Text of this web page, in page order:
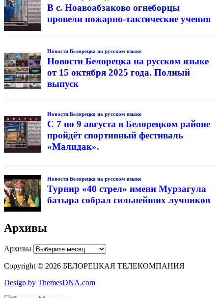
В с. Ноавоабзаково огнеборцы
провели пожарно-тактические учения
Новости Белорецка на русском языке
Новости Белорецка на русском языке
от 15 октября 2025 года. Полный
выпуск
Новости Белорецка на русском языке
С 7 по 9 августа в Белорецком районе
пройдёт спортивный фестиваль
«Малидак».
Новости Белорецка на русском языке
Турнир «40 стрел» имени Мурзагула
батыра собрал сильнейших лучников
Архивы
Архивы
Copyright © 2026 БЕЛОРЕЦКАЯ ТЕЛЕКОМПАНИЯ
Design by ThemesDNA.com